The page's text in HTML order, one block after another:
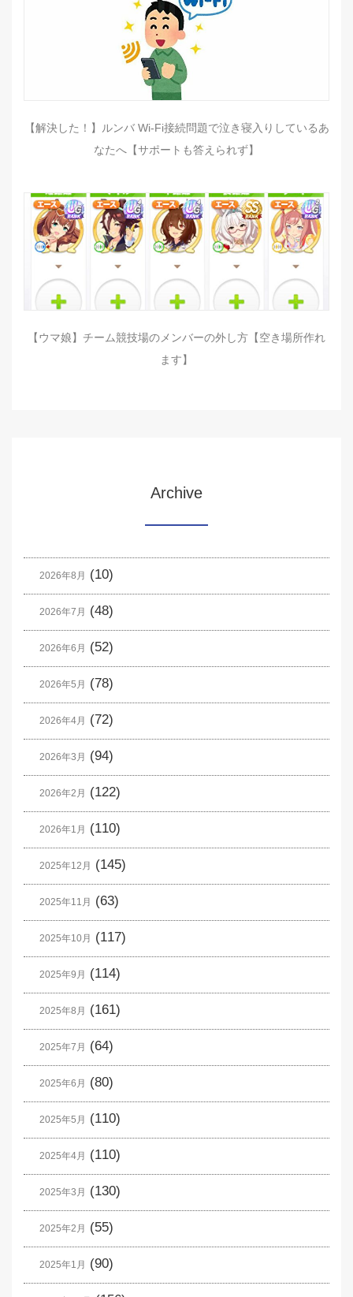
【解決した！】ルンバ Wi-Fi接続問題で泣き寝入りしているあ
なたへ【サポートも答えられず】
【ウマ娘】チーム競技場のメンバーの外し方【空き場所作れ
ます】
Archive
2026年8月 (10)
2026年7月 (48)
2026年6月 (52)
2026年5月 (78)
2026年4月 (72)
2026年3月 (94)
2026年2月 (122)
2026年1月 (110)
2025年12月 (145)
2025年11月 (63)
2025年10月 (117)
2025年9月 (114)
2025年8月 (161)
2025年7月 (64)
2025年6月 (80)
2025年5月 (110)
2025年4月 (110)
2025年3月 (130)
2025年2月 (55)
2025年1月 (90)